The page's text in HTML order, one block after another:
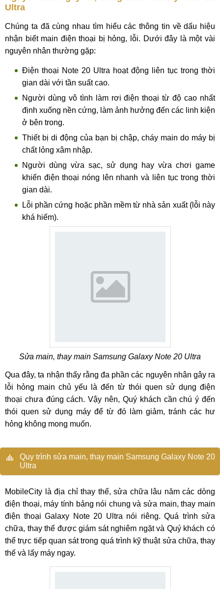
Ultra
Chúng ta đã cùng nhau tìm hiểu các thông tin về dấu hiệu
nhận biết main điện thoại bị hỏng, lỗi. Dưới đây là một vài
nguyên nhân thường gặp:
Điện thoại Note 20 Ultra hoạt động liên tục trong thời
gian dài với tần suất cao.
Người dùng vô tình làm rơi điện thoại từ độ cao nhất
định xuống nền cứng, làm ảnh hưởng đến các linh kiện
ở bên trong.
Thiết bị di động của bạn bị chập, cháy main do máy bị
chất lỏng xâm nhập.
Người dùng vừa sạc, sử dụng hay vừa chơi game
khiến điện thoại nóng lên nhanh và liên tục trong thời
gian dài.
Lỗi phần cứng hoặc phần mềm từ nhà sản xuất (lỗi này
khá hiếm).
Sửa main, thay main Samsung Galaxy Note 20 Ultra
Qua đây, ta nhận thấy rằng đa phần các nguyên nhân gây ra
lỗi hỏng main chủ yếu là đến từ thói quen sử dụng điện
thoại chưa đúng cách. Vậy nên, Quý khách cần chú ý đến
thói quen sử dụng máy để từ đó làm giảm, tránh các hư
hỏng không mong muốn.
Quy trình sửa main, thay main Samsung Galaxy Note 20
Ultra
MobileCity là địa chỉ thay thế, sửa chữa lâu năm các dòng
điện thoại, máy tính bảng nói chung và sửa main, thay main
điện thoại Galaxy Note 20 Ultra nói riêng. Quá trình sửa
chữa, thay thế được giám sát nghiêm ngặt và Quý khách có
thể trực tiếp quan sát trong quá trình kỹ thuật sửa chữa, thay
thế và lấy máy ngay.